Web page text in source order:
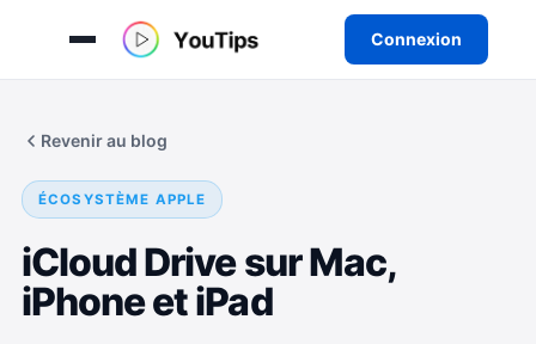
Connexion
Revenir au blog
ÉCOSYSTÈME APPLE
iCloud Drive sur Mac,
iPhone et iPad